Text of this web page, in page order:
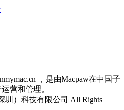
，是由Macpaw在中国子
营和管理。
圳）科技有限公司 All Rights